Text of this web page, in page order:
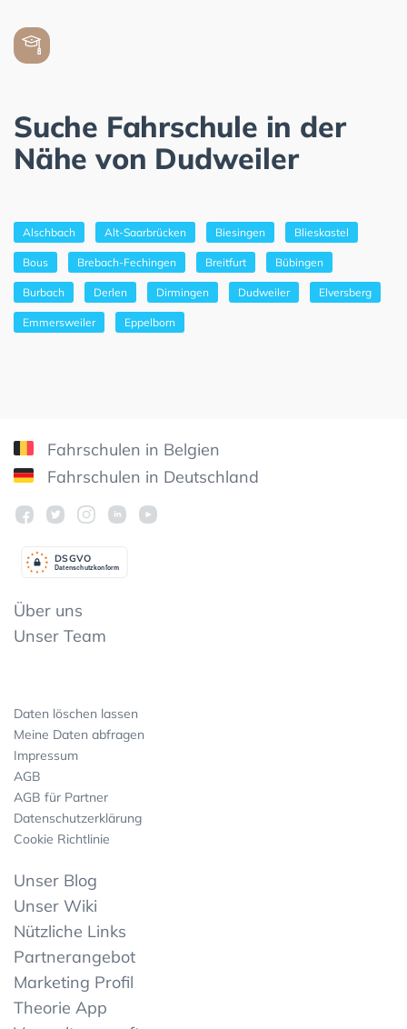
Suche Fahrschule in der
Nähe von Dudweiler
Alschbach Alt-Saarbrücken Biesingen Blieskastel
Bous Brebach-Fechingen Breitfurt Bübingen
Burbach Derlen Dirmingen Dudweiler Elversberg
Emmersweiler Eppelborn
Fahrschulen in Belgien
Fahrschulen in Deutschland
Datenschutzkonform
DSGVO
Über uns
Unser Team
Daten löschen lassen
Meine Daten abfragen
Impressum
AGB
AGB für Partner
Datenschutzerklärung
Cookie Richtlinie
Unser Blog
Unser Wiki
Nützliche Links
Partnerangebot
Marketing Profil
Theorie App